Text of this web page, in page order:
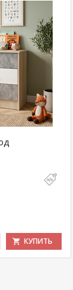
по телефону
сайте
от
КУПИТЬ